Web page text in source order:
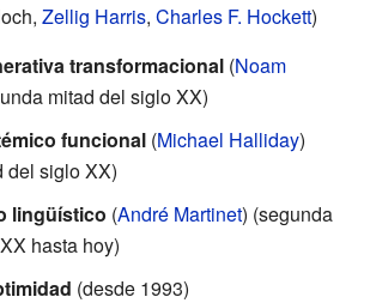
Zellig Harris, Charles F. Hockett)
transformacional (Noam
mitad del siglo XX)
funcional (Michael Halliday)
del siglo XX)
lingüístico (André Martinet) (segunda
hasta hoy)
(desde 1993)